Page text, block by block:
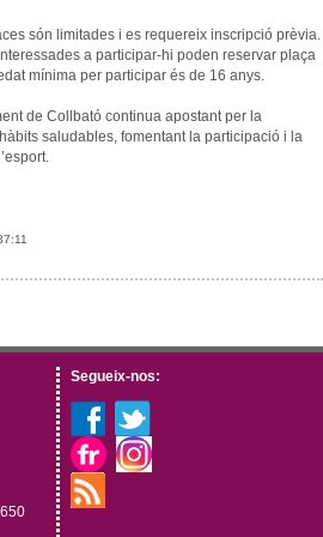
són limitades i es requereix inscripció prèvia.
a participar-hi poden reservar plaça
mínima per participar és de 16 anys.
de Collbató continua apostant per la
saludables, fomentant la participació i la
Segueix-nos: